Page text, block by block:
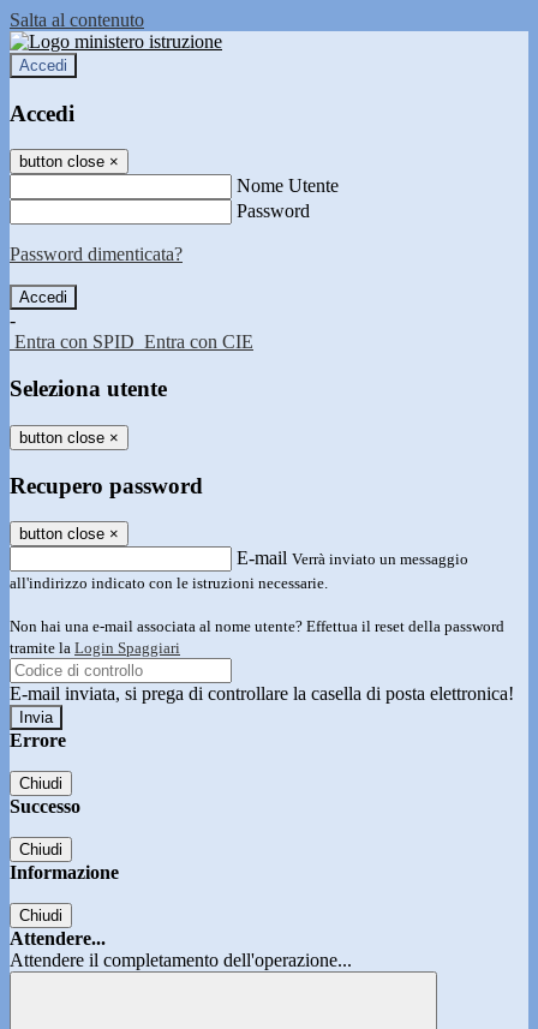
Salta al contenuto
Accedi
Accedi
button close ×
Nome Utente
Password
Password dimenticata?
-
Entra con SPID Entra con CIE
Seleziona utente
button close ×
Recupero password
button close ×
E-mail Verrà inviato un messaggio
all'indirizzo indicato con le istruzioni necessarie.
Non hai una e-mail associata al nome utente? Effettua il reset della password
tramite la Login Spaggiari
E-mail inviata, si prega di controllare la casella di posta elettronica!
Errore
Chiudi
Successo
Chiudi
Informazione
Chiudi
Attendere...
Attendere il completamento dell'operazione...